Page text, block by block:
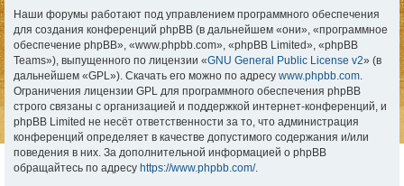
Наши форумы работают под управлением программного обеспечения
для создания конференций phpBB (в дальнейшем «они», «программное
обеспечение phpBB», «www.phpbb.com», «phpBB Limited», «phpBB
Teams»), выпущенного по лицензии «GNU General Public License v2» (в
дальнейшем «GPL»). Скачать его можно по адресу www.phpbb.com.
Ограничения лицензии GPL для программного обеспечения phpBB
строго связаны с организацией и поддержкой интернет-конференций, и
phpBB Limited не несёт ответственности за то, что администрация
конференций определяет в качестве допустимого содержания и/или
поведения в них. За дополнительной информацией о phpBB
обращайтесь по адресу https://www.phpbb.com/.